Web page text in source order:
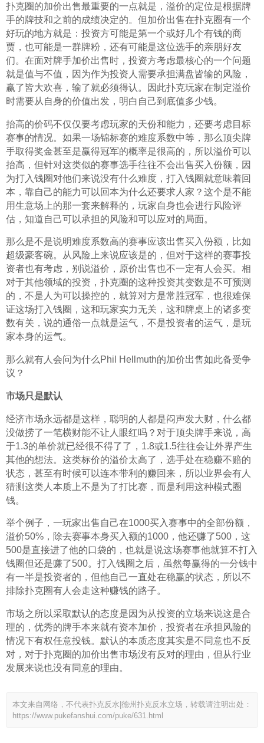
扑克圈的加价出售最重要的一点就是，溢价的定位是根据牌
手的牌技和之前的成绩决定的。但加价出售在扑克圈有一个
好玩的地方就是：投资方可能是第一个或好几个有钱的商
贾，也可能是一群牌粉，还有可能是这位选手的亲朋好友
们。在面对牌手加价出售时，投资方考虑最核心的一个问题
就是值与不值，因为作为投资人需要承担满盘皆输的风险，
赢了皆大欢喜，输了就必须得认。因此扑克玩家在制定溢价
时需要从自身的价值出发，明白自己到底值多少钱。
抬高的价码不仅仅要考虑玩家的天份和能力，还要考虑目标
赛事的情况。如果一场锦标赛的难度系数中等，那么顶尖牌
手取得奖金甚至是赢得冠军的概率是很高的，所以溢价可以
抬高，但针对这类似的赛事选手往往不会出售买入份额，因
为打入钱圈对他们来说没有什么难度，打入钱圈就意味着回
本，靠自己的能力可以回本为什么还要求人家？这个是不能
用生意场上的那一套来解释的，玩家自身也会进行风险评
估，知道自己可以承担的风险和可以应对的局面。
那么是不是说明难度系数高的赛事应该出售买入份额，比如
超级豪客碗。从风险上来说应该是的，但对于这样的赛事投
资者也有考虑，别说溢价，原价出售也不一定有人会买。相
对于其他领域的投资，扑克圈的这种投资其变数是不可预测
的，不是人为可以操控的，就算对方是常胜冠军，也很难保
证这场打入钱圈，这和玩家实力无关，这和牌桌上的诸多变
数有关，说的通俗一点就是运气，不是投资者的运气，是玩
家本身的运气。
那么就有人会问为什么Phil Hellmuth的加价出售如此备受争
议？
市场只是默认
经济市场永远都是这样，聪明的人都是闷声发大财，什么都
没做捞了一笔横财能不让人眼红吗？对于顶尖牌手来说，高
于1.3的单价就已经很不得了了，1.8或1.5往往会让外界产生
其他的想法。这类标价的溢价太高了，选手处在稳赚不赔的
状态，甚至有时候可以连本带利的赚回来，所以业界会有人
猜测这类人本质上不是为了打比赛，而是利用这种模式圈
钱。
举个例子，一玩家出售自己在1000买入赛事中的全部份额，
溢价50%，除去赛事本身买入额的1000，他还赚了500，这
500是直接进了他的口袋的，也就是说这场赛事他就算不打入
钱圈但还是赚了500。打入钱圈之后，虽然每赢得的一分钱中
有一半是投资者的，但他自己一直处在稳赢的状态，所以不
排除扑克圈有人会走这种赚钱的路子。
市场之所以采取默认的态度是因为从投资的立场来说这是合
理的，优秀的牌手本来就有资本加价，投资者在承担风险的
情况下有权任意投钱。默认的本质态度其实是不同意也不反
对，对于扑克圈的加价出售市场没有反对的理由，但从行业
发展来说也没有同意的理由。
本文来自网络，不代表扑克反水|德州扑克反水立场，转载请注明出处：
https://www.pukefanshui.com/puke/631.html